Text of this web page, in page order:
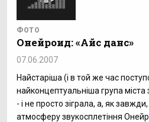
ФОТО
Онейроид: «Айс данс»
07.06.2007
Найстаріша (і в той же час
найконцептуальніша група
- і не просто зіграла, а, як
атмосферу звукосплетіння